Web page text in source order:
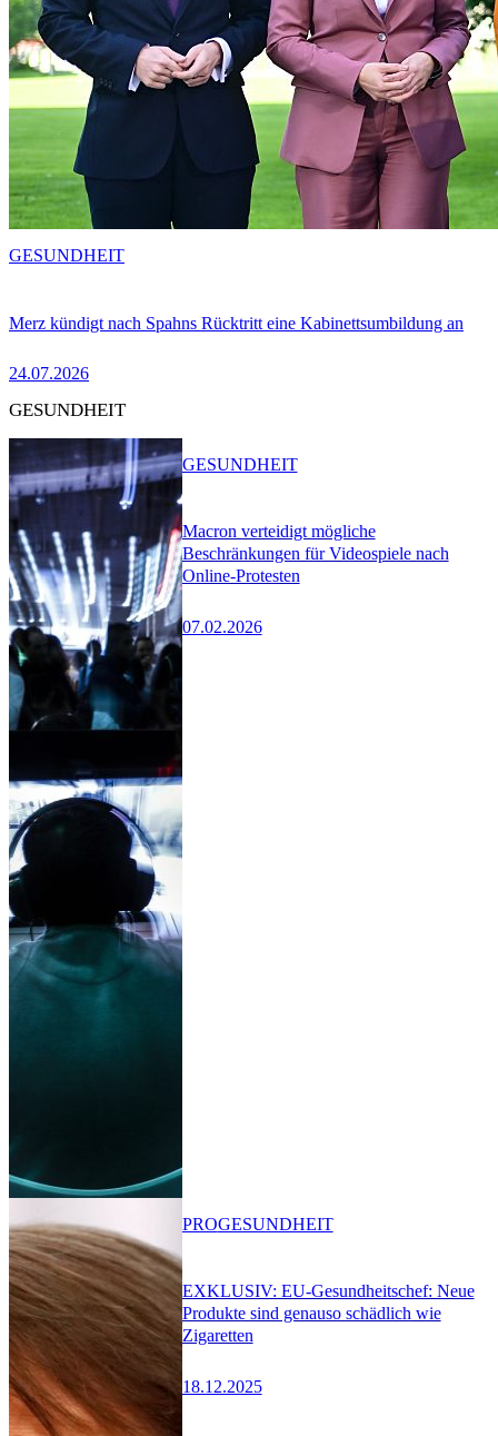
Merz kündigt nach Spahns Rücktritt eine Kabinettsumbildung an
24.07.2026
GESUNDHEIT
GESUNDHEIT
Macron verteidigt mögliche
Beschränkungen für Videospiele nach
Online-Protesten
07.02.2026
GESUNDHEIT
EXKLUSIV: EU-Gesundheitschef: Neue
Produkte sind genauso schädlich wie
Zigaretten
18.12.2025
PROGESUNDHEIT